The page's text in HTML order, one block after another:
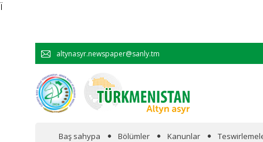
Ï
altynasyr.newspaper@sanly.tm
Baş sahypa Bölümler Kanunlar